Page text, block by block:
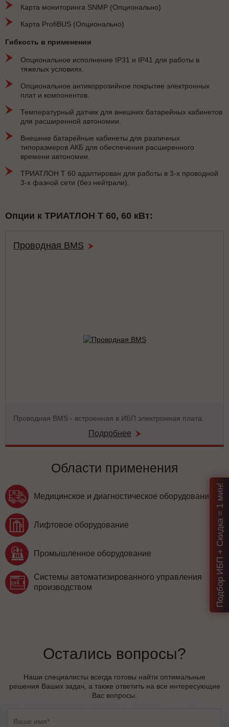
Карта мониторинга SNMP (Опционально)
Карта ProfiBUS (Опционально)
Гибкость в применении
Опциональное исполнение IP31 и IP41 для работы в
тяжелых условиях.
Опциональное антикоррозийное покрытие электронных
плат и компонентов.
Температурный датчик для внешних батарейных кабинетов
для расширенной автономии.
Внешние батарейные кабинеты для различных
типоразмеров АКБ для обеспечения расширенного
времени автономии.
ТРИАТЛОН Т 60 адаптирован для работы в 3-х проводной
3-х фазной сети (без нейтрали).
Опции к ТРИАТЛОН Т 60, 60 кВт:
Проводная BMS
Проводная BMS - встроенная в ИБП электронная плата.
Подробнее
Области применения
Медицинское и диагностическое оборудование
Лифтовое оборудование
Промышленное оборудование
Системы автоматизированного управления
производством
Остались вопросы?
Наши специалисты всегда готовы найти оптимальные
решения Ваших задач, а также ответить на все интересующие
Вас вопросы.
Подбор ИБП + Скидка = 1 мин!